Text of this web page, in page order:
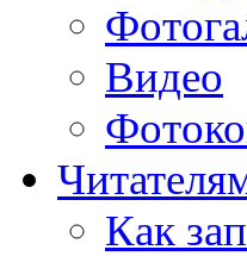
Видео
Как